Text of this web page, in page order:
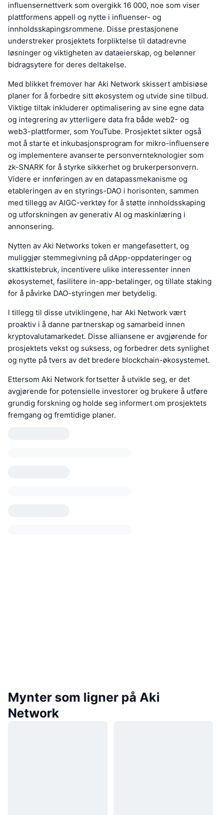
influensernettverk som overgikk 16 000, noe som viser
plattformens appell og nytte i influenser- og
innholdsskapingsrommene. Disse prestasjonene
understreker prosjektets forpliktelse til datadrevne
løsninger og viktigheten av dataeierskap, og belønner
bidragsytere for deres deltakelse.
Med blikket fremover har Aki Network skissert ambisiøse
planer for å forbedre sitt økosystem og utvide sine tilbud.
Viktige tiltak inkluderer optimalisering av sine egne data
og integrering av ytterligere data fra både web2- og
web3-plattformer, som YouTube. Prosjektet sikter også
mot å starte et inkubasjonsprogram for mikro-influensere
og implementere avanserte personvernteknologier som
zk-SNARK for å styrke sikkerhet og brukerpersonvern.
Videre er innføringen av en datapassmekanisme og
etableringen av en styrings-DAO i horisonten, sammen
med tillegg av AIGC-verktøy for å støtte innholdsskaping
og utforskningen av generativ AI og maskinlæring i
annonsering.
Nytten av Aki Networks token er mangefasettert, og
muliggjør stemmegivning på dApp-oppdateringer og
skattkistebruk, incentivere ulike interessenter innen
økosystemet, fasilitere in-app-betalinger, og tillate staking
for å påvirke DAO-styringen mer betydelig.
I tillegg til disse utviklingene, har Aki Network vært
proaktiv i å danne partnerskap og samarbeid innen
kryptovalutamarkedet. Disse alliansene er avgjørende for
prosjektets vekst og suksess, og forbedrer dets synlighet
og nytte på tvers av det bredere blockchain-økosystemet.
Ettersom Aki Network fortsetter å utvikle seg, er det
avgjørende for potensielle investorer og brukere å utføre
grundig forskning og holde seg informert om prosjektets
fremgang og fremtidige planer.
Mynter som ligner på Aki
Network